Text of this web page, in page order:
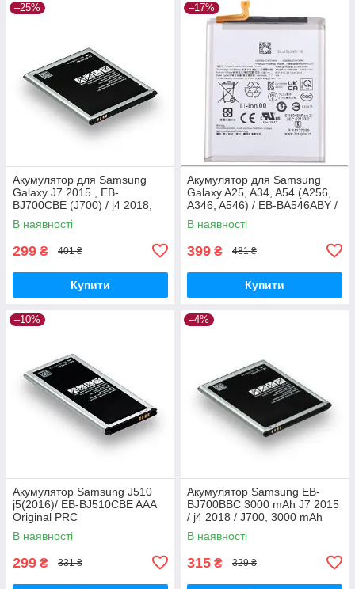
–25%
Акумулятор для Samsung
Galaxy J7 2015 , EB-
BJ700CBE (J700) / j4 2018,
3000 mAh Original PRC
В наявності
299 ₴ 401 ₴
Купити
–17%
Акумулятор для Samsung
Galaxy A25, A34, A54 (A256,
A346, A546) / EB-BA546ABY /
EB-BA256ABS, 5000 mAh
Original PRC
В наявності
399 ₴ 481 ₴
Купити
–10%
Акумулятор Samsung J510
j5(2016)/ EB-BJ510CBE AAA
Original PRC
В наявності
299 ₴ 331 ₴
–4%
Акумулятор Samsung EB-
BJ700BBC 3000 mAh J7 2015
/ j4 2018 / J700, 3000 mAh
Original PRC
В наявності
315 ₴ 329 ₴